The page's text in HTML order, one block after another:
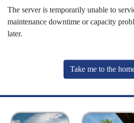
The server is temporarily unable to
maintenance downtime or capacity
later.
Take me to the